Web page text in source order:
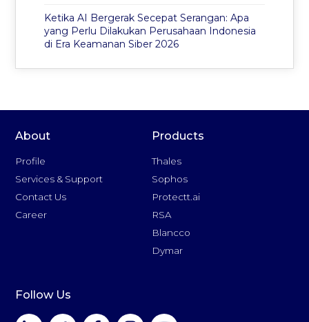
Ketika AI Bergerak Secepat Serangan: Apa
yang Perlu Dilakukan Perusahaan Indonesia
di Era Keamanan Siber 2026
About
Profile
Services & Support
Contact Us
Career
Products
Thales
Sophos
Protectt.ai
RSA
Blancco
Dymar
Follow Us